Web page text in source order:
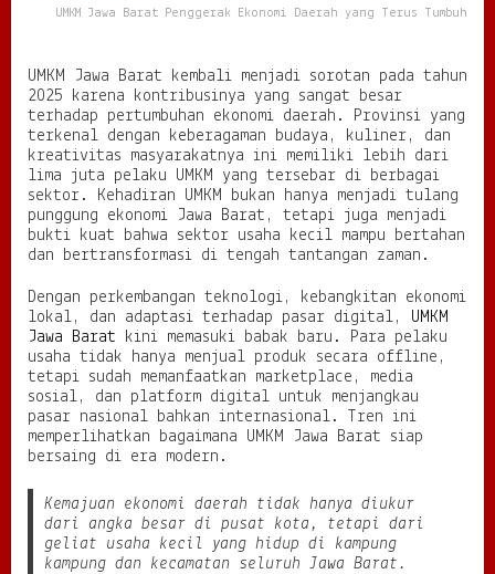
k
o
n
o
m
i
D
a
e
r
a
y
a
n
g
T
e
u
s
u
UMKM Jawa Barat Penggerak Ekonomi Daerah yang Terus Tumbuh
UMKM Jawa Barat kembali menjadi sorotan pada tahun
2025 karena kontribusinya yang sangat besar
terhadap pertumbuhan ekonomi daerah. Provinsi yang
terkenal dengan keberagaman budaya, kuliner, dan
kreativitas masyarakatnya ini memiliki lebih dari
lima juta pelaku UMKM yang tersebar di berbagai
sektor. Kehadiran UMKM bukan hanya menjadi tulang
punggung ekonomi Jawa Barat, tetapi juga menjadi
bukti kuat bahwa sektor usaha kecil mampu bertahan
dan bertransformasi di tengah tantangan zaman.
Dengan perkembangan teknologi, kebangkitan ekonomi
lokal, dan adaptasi terhadap pasar digital, UMKM
Jawa Barat kini memasuki babak baru. Para pelaku
usaha tidak hanya menjual produk secara offline,
tetapi sudah memanfaatkan marketplace, media
sosial, dan platform digital untuk menjangkau
pasar nasional bahkan internasional. Tren ini
memperlihatkan bagaimana UMKM Jawa Barat siap
bersaing di era modern.
Kemajuan ekonomi daerah tidak hanya diukur
dari angka besar di pusat kota, tetapi dari
geliat usaha kecil yang hidup di kampung
kampung dan kecamatan seluruh Jawa Barat.